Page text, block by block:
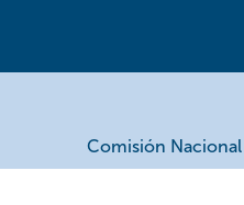
Comisión